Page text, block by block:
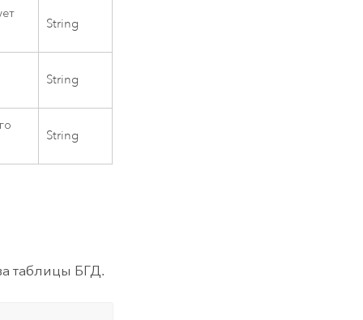
String
String
String
таблицы БГД.